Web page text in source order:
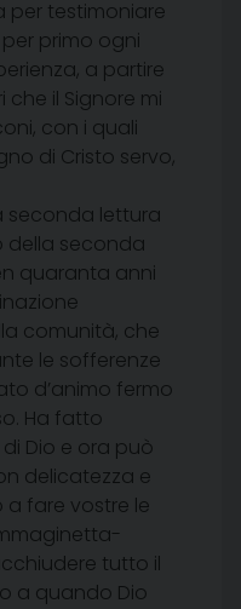
per testimoniare
primo ogni
a partire
il Signore mi
con i quali
di Cristo servo,
seconda lettura
seconda
quaranta anni
comunità, che
le sofferenze
d’animo fermo
Ha fatto
Dio e ora può
delicatezza e
a fare vostre le
tutto il
a quando Dio